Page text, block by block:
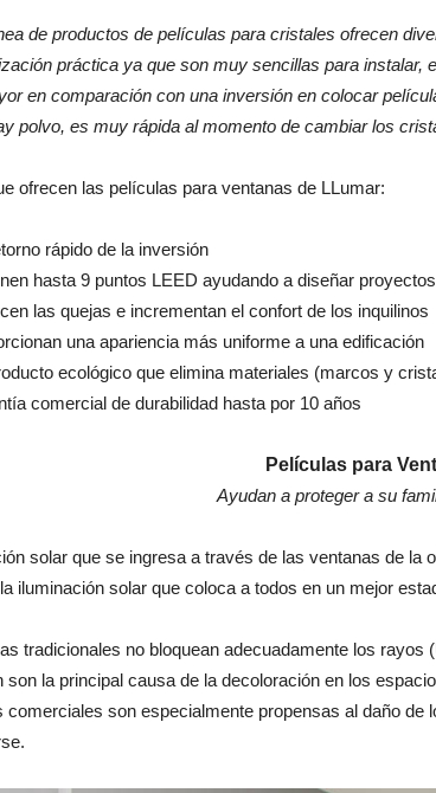
de productos de películas para cristales ofrecen
práctica ya que son muy sencillas para
en comparación con una inversión en colocar
polvo, es muy rápida al momento de cambiar los
ofrecen las películas para ventanas de LLumar:
rápido de la inversión
hasta 9 puntos LEED ayudando a diseñar
las quejas e incrementan el confort de los inquilinos
una apariencia más uniforme a una edificación
ecológico que elimina materiales (marcos y
comercial de durabilidad hasta por 10 años
Películas para
Ayudan a proteger a su
solar que se ingresa a través de las ventanas de
iluminación solar que coloca a todos en un mejor
tradicionales no bloquean adecuadamente los
son la principal causa de la decoloración en los
comerciales son especialmente propensas al daño